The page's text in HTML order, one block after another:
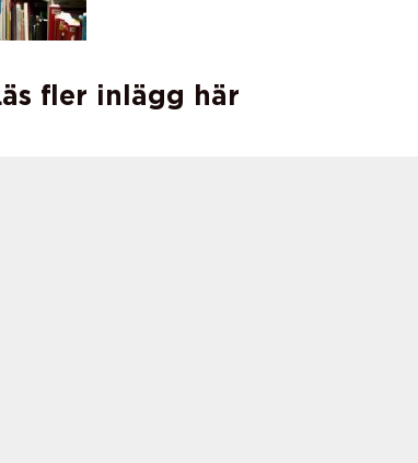
fler inlägg här